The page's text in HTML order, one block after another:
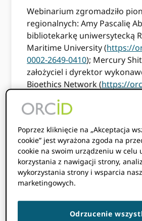
Webinarium zgromadziło
regionalnych: Amy Pascalię
bibliotekarkę uniwersytecką
Maritime University (https://
0002-2649-0410); Mercury
założyciel i dyrektor
Bioethics Network (https://
generalny Eko-Konnect
omówić wyjątkowe
dla ORCID adopcji na całym
Zasoby dla instytucji
Globalny fundusz
(GPF): Dowiedz się
Poprzez kliknięcie na „Akceptacja
cookie” jest wyrażona zgoda na
cookie na swoim urządzeniu w celu
korzystania z nawigacji strony,
wykorzystania strony i wsparcia
marketingowych.
Odrzucenie